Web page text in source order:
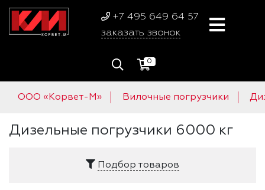
+7 495 649 64 57
заказать звонок
0
ООО «Корвет-М» Вилочные погрузчики
Дизельные погрузчики 6000 кг
Подбор товаров